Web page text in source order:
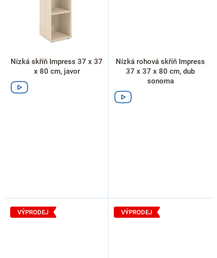
Nízká skříň Impress 37 x 37
x 80 cm, javor
Nízká rohová skříň Impress
37 x 37 x 80 cm, dub
sonoma
VÝPRODEJ VÝPRODEJ